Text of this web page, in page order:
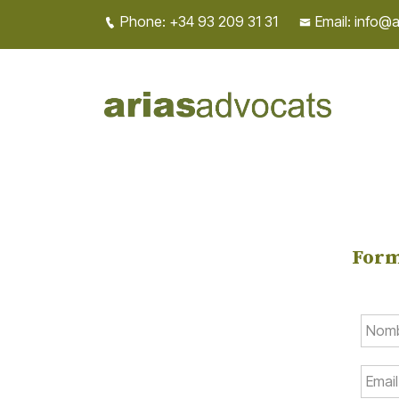
Phone: +34 93 209 31 31 Email: